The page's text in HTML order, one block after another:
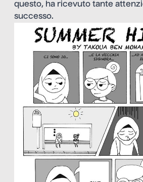
questo, ha ricevuto tante
successo.